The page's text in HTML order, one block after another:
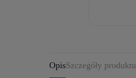
OpisSzczegóły produktu